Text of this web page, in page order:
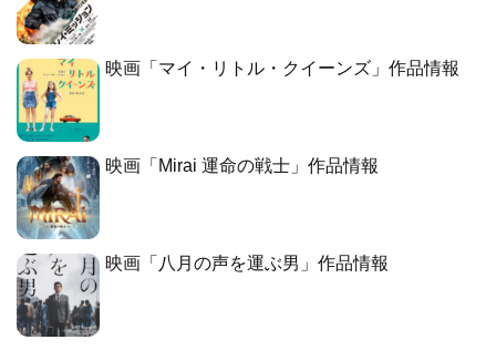
映画「マイ・リトル・クイーンズ」作品情報
映画「Mirai 運命の戦士」作品情報
映画「八月の声を運ぶ男」作品情報